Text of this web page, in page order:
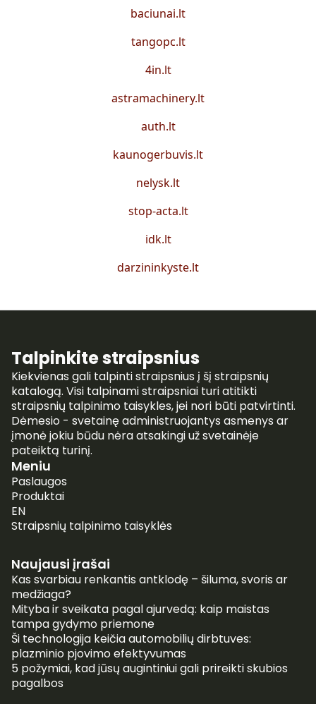
baciunai.lt
tangopc.lt
4in.lt
astramachinery.lt
auth.lt
kaunogerbuvis.lt
nelysk.lt
stop-acta.lt
idk.lt
darzininkyste.lt
Talpinkite straipsnius
Kiekvienas gali talpinti straipsnius į šį straipsnių
katalogą. Visi talpinami straipsniai turi atitikti
straipsnių talpinimo taisykles, jei nori būti patvirtinti.
Dėmesio - svetainę administruojantys asmenys ar
įmonė jokiu būdu nėra atsakingi už svetainėje
pateiktą turinį.
Meniu
Paslaugos
Produktai
EN
Straipsnių talpinimo taisyklės
Naujausi įrašai
Kas svarbiau renkantis antklodę – šiluma, svoris ar
medžiaga?
Mityba ir sveikata pagal ajurvedą: kaip maistas
tampa gydymo priemone
Ši technologija keičia automobilių dirbtuves:
plazminio pjovimo efektyvumas
5 požymiai, kad jūsų augintiniui gali prireikti skubios
pagalbos